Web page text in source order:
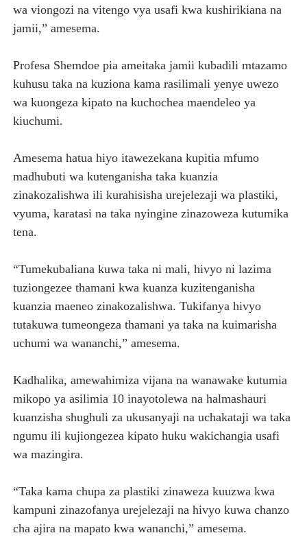
wa viongozi na vitengo vya usafi kwa kushirikiana na
jamii,” amesema.
Profesa Shemdoe pia ameitaka jamii kubadili mtazamo
kuhusu taka na kuziona kama rasilimali yenye uwezo
wa kuongeza kipato na kuchochea maendeleo ya
kiuchumi.
Amesema hatua hiyo itawezekana kupitia mfumo
madhubuti wa kutenganisha taka kuanzia
zinakozalishwa ili kurahisisha urejelezaji wa plastiki,
vyuma, karatasi na taka nyingine zinazoweza kutumika
tena.
“Tumekubaliana kuwa taka ni mali, hivyo ni lazima
tuziongezee thamani kwa kuanza kuzitenganisha
kuanzia maeneo zinakozalishwa. Tukifanya hivyo
tutakuwa tumeongeza thamani ya taka na kuimarisha
uchumi wa wananchi,” amesema.
Kadhalika, amewahimiza vijana na wanawake kutumia
mikopo ya asilimia 10 inayotolewa na halmashauri
kuanzisha shughuli za ukusanyaji na uchakataji wa taka
ngumu ili kujiongezea kipato huku wakichangia usafi
wa mazingira.
“Taka kama chupa za plastiki zinaweza kuuzwa kwa
kampuni zinazofanya urejelezaji na hivyo kuwa chanzo
cha ajira na mapato kwa wananchi,” amesema.